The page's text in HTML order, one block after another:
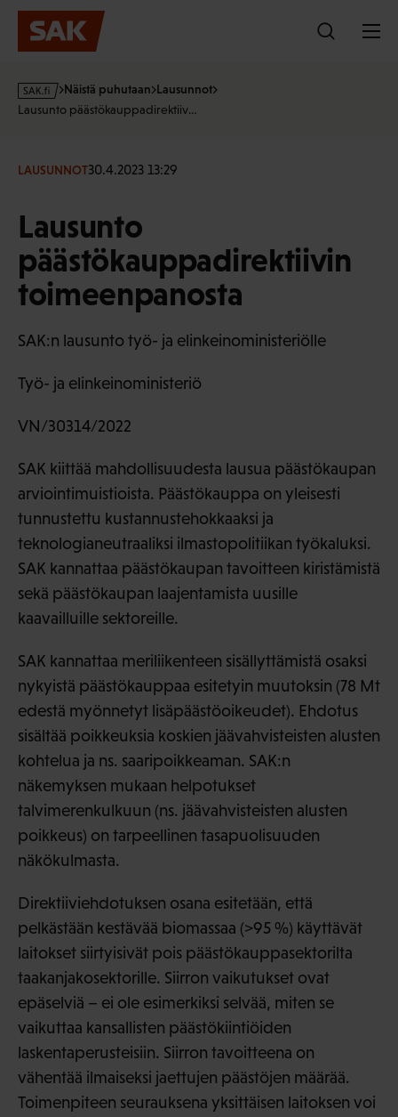
Hyppää
sisältöön
s
a
f
Näistä puhutaan Lausunnot
Lausunto päästökauppadirektiiv…
LAUSUNNOT30.4.2023 13:29
Lausunto
päästökauppadirektiivin
toimeenpanosta
SAK:n lausunto työ- ja elinkeinoministeriölle
Työ- ja elinkeinoministeriö
VN/30314/2022
SAK kiittää mahdollisuudesta lausua päästökaupan
arviointimuistioista. Päästökauppa on yleisesti
tunnustettu kustannustehokkaaksi ja
teknologianeutraaliksi ilmastopolitiikan työkaluksi.
SAK kannattaa päästökaupan tavoitteen kiristämistä
sekä päästökaupan laajentamista uusille
kaavailluille sektoreille.
SAK kannattaa meriliikenteen sisällyttämistä osaksi
nykyistä päästökauppaa esitetyin muutoksin (78 Mt
edestä myönnetyt lisäpäästöoikeudet). Ehdotus
sisältää poikkeuksia koskien jäävahvisteisten alusten
kohtelua ja ns. saaripoikkeaman. SAK:n
näkemyksen mukaan helpotukset
talvimerenkulkuun (ns. jäävahvisteisten alusten
poikkeus) on tarpeellinen tasapuolisuuden
näkökulmasta.
Direktiiviehdotuksen osana esitetään, että
pelkästään kestävää biomassaa (>95 %) käyttävät
laitokset siirtyisivät pois päästökauppasektorilta
taakanjakosektorille. Siirron vaikutukset ovat
epäselviä – ei ole esimerkiksi selvää, miten se
vaikuttaa kansallisten päästökiintiöiden
laskentaperusteisiin. Siirron tavoitteena on
vähentää ilmaiseksi jaettujen päästöjen määrää.
Toimenpiteen seurauksena yksittäisen laitoksen voi